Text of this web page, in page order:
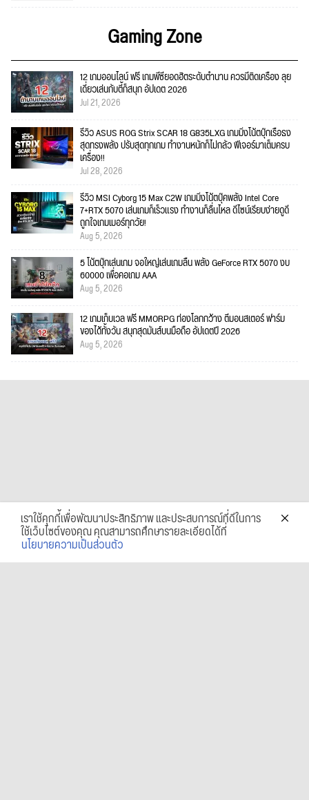
Gaming Zone
12 เกมออนไลน์ ฟรี เกมพีซียอดฮิตระดับตำนาน ควรมีติดเครื่อง ลุย
เดี่ยวเล่นกับตี้ก็สนุก อัปเดต 2026
Jul 21, 2026
รีวิว ASUS ROG Strix SCAR 18 G835LXG เกมมิ่งโน้ตบุ๊กเรือธง
สุดทรงพลัง ปรับสุดทุกเกม ทำงานหนักก็ไม่กลัว ฟีเจอร์มาเต็มครบ
เครื่อง!!
Jul 28, 2026
รีวิว MSI Cyborg 15 Max C2W เกมมิ่งโน้ตบุ๊คพลัง Intel Core
7+RTX 5070 เล่นเกมก็เร็วแรง ทำงานก็ลื่นไหล ดีไซน์เรียบง่ายดูดี
ถูกใจเกมเมอร์ทุกวัย!
Aug 5, 2026
5 โน้ตบุ๊กเล่นเกม จอใหญ่เล่นเกมลื่น พลัง GeForce RTX 5070 งบ
60000 เพื่อคอเกม AAA
Aug 5, 2026
12 เกมเก็บเวล ฟรี MMORPG ท่องโลกกว้าง ตีมอนสเตอร์ ฟาร์ม
ของได้ทั้งวัน สนุกสุดมันส์บนมือถือ อัปเดตปี 2026
Aug 5, 2026
เราใช้คุกกี้เพื่อพัฒนาประสิทธิภาพ และประสบการณ์ที่ดีในการ
ใช้เว็บไซต์ของคุณ คุณสามารถศึกษารายละเอียดได้ที่
นโยบายความเป็นส่วนตัว